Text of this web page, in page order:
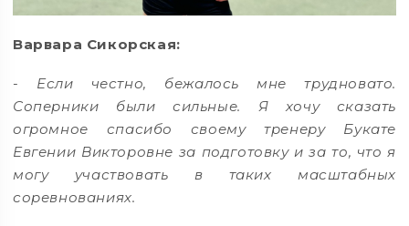
Варвара Сикорская:
- Если честно, бежалось мне трудновато.
Соперники были сильные. Я хочу сказать
огромное спасибо своему тренеру Букате
Евгении Викторовне за подготовку и за то, что я
могу участвовать в таких масштабных
соревнованиях.